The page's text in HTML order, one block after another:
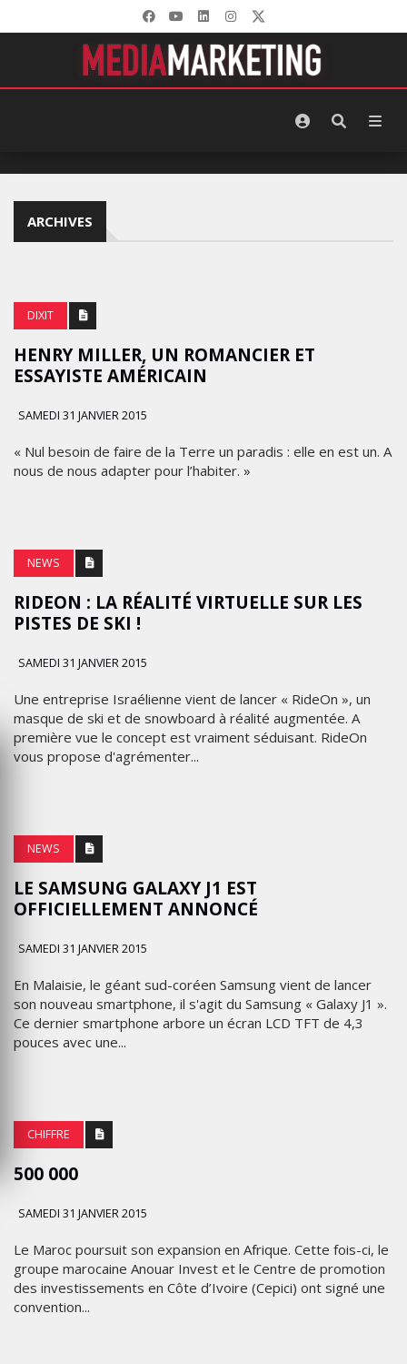
ARCHIVES
DIXIT
HENRY MILLER, UN ROMANCIER ET
ESSAYISTE AMÉRICAIN
SAMEDI 31 JANVIER 2015
« Nul besoin de faire de la Terre un paradis : elle en est un. A
nous de nous adapter pour l’habiter. »
NEWS
RIDEON : LA RÉALITÉ VIRTUELLE SUR LES
PISTES DE SKI !
SAMEDI 31 JANVIER 2015
Une entreprise Israélienne vient de lancer « RideOn », un
masque de ski et de snowboard à réalité augmentée. A
première vue le concept est vraiment séduisant. RideOn
vous propose d'agrémenter...
NEWS
LE SAMSUNG GALAXY J1 EST
OFFICIELLEMENT ANNONCÉ
SAMEDI 31 JANVIER 2015
En Malaisie, le géant sud-coréen Samsung vient de lancer
son nouveau smartphone, il s'agit du Samsung « Galaxy J1 ».
Ce dernier smartphone arbore un écran LCD TFT de 4,3
pouces avec une...
CHIFFRE
500 000
SAMEDI 31 JANVIER 2015
Le Maroc poursuit son expansion en Afrique. Cette fois-ci, le
groupe marocaine Anouar Invest et le Centre de promotion
des investissements en Côte d’Ivoire (Cepici) ont signé une
convention...